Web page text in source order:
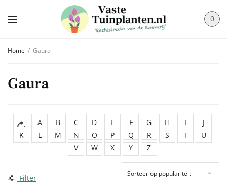
0
Home / Gaura
Gaura
A B C D E F G H I
J
K
L M N O P Q R S T
U
V
W X Y Z
Filter